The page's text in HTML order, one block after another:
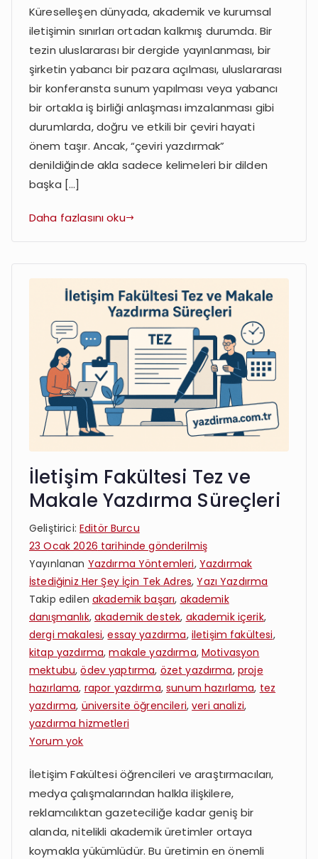
İstiyorum:
Akademik
ve
Kurumsal
Metinler
İçin
Profesyonel
Küreselleşen dünyada, akademik ve kurumsal
iletişimin sınırları ortadan kalkmış durumda. Bir
tezin uluslararası bir dergide yayınlanması, bir
şirketin yabancı bir pazara açılması, uluslararası
bir konferansta sunum yapılması veya yabancı
bir ortakla iş birliği anlaşması imzalanması gibi
durumlarda, doğru ve etkili bir çeviri hayati
önem taşır. Ancak, “çeviri yazdırmak”
denildiğinde akla sadece kelimeleri bir dilden
başka […]
Daha fazlasını oku
İletişim Fakültesi Tez ve
Makale Yazdırma Süreçleri
Geliştirici: Editör Burcu
23 Ocak 2026 tarihinde gönderilmiş
Yayınlanan Yazdırma Yöntemleri, Yazdırmak
İstediğiniz Her Şey İçin Tek Adres,Yazı Yazdırma
Takip edilen akademik başarı, akademik
danışmanlık, akademik destek, akademik içerik,
dergi makalesi,essay yazdırma, iletişim fakültesi,
kitap yazdırma,makale yazdırma, Motivasyon
mektubu,ödev yaptırma, özet yazdırma, proje
hazırlama, rapor yazdırma,sunum hazırlama, tez
yazdırma, üniversite öğrencileri,veri analizi,
yazdırma hizmetleri
Yorum yokİletişim
Tez
ve
Makale
Yazdırma
Süreçleri
İletişim Fakültesi öğrencileri ve araştırmacıları,
medya çalışmalarından halkla ilişkilere,
reklamcılıktan gazeteciliğe kadar geniş bir
alanda, nitelikli akademik üretimler ortaya
koymakla yükümlüdür. Bu üretimin en önemli